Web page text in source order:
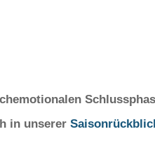
in unserer